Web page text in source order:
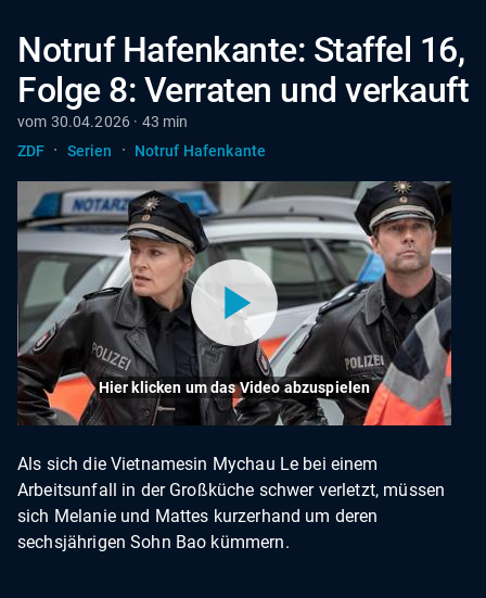
Notruf Hafenkante: Staffel 16,
Folge 8: Verraten und verkauft
vom 30.04.2026 · 43 min
ZDF · Serien · Notruf Hafenkante
Hier klicken um das Video abzuspielen
Als sich die Vietnamesin Mychau Le bei einem
Arbeitsunfall in der Großküche schwer verletzt, müssen
sich Melanie und Mattes kurzerhand um deren
sechsjährigen Sohn Bao kümmern.